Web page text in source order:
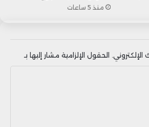
تعتبر مسألة سيادة
أن الرئيس الأمريكي
في إنهاء الحرب، وهو قادر
في تحقيق ذلك.
منذ 5 ساعات
الحقول الإلزامية مشار إليها بـ